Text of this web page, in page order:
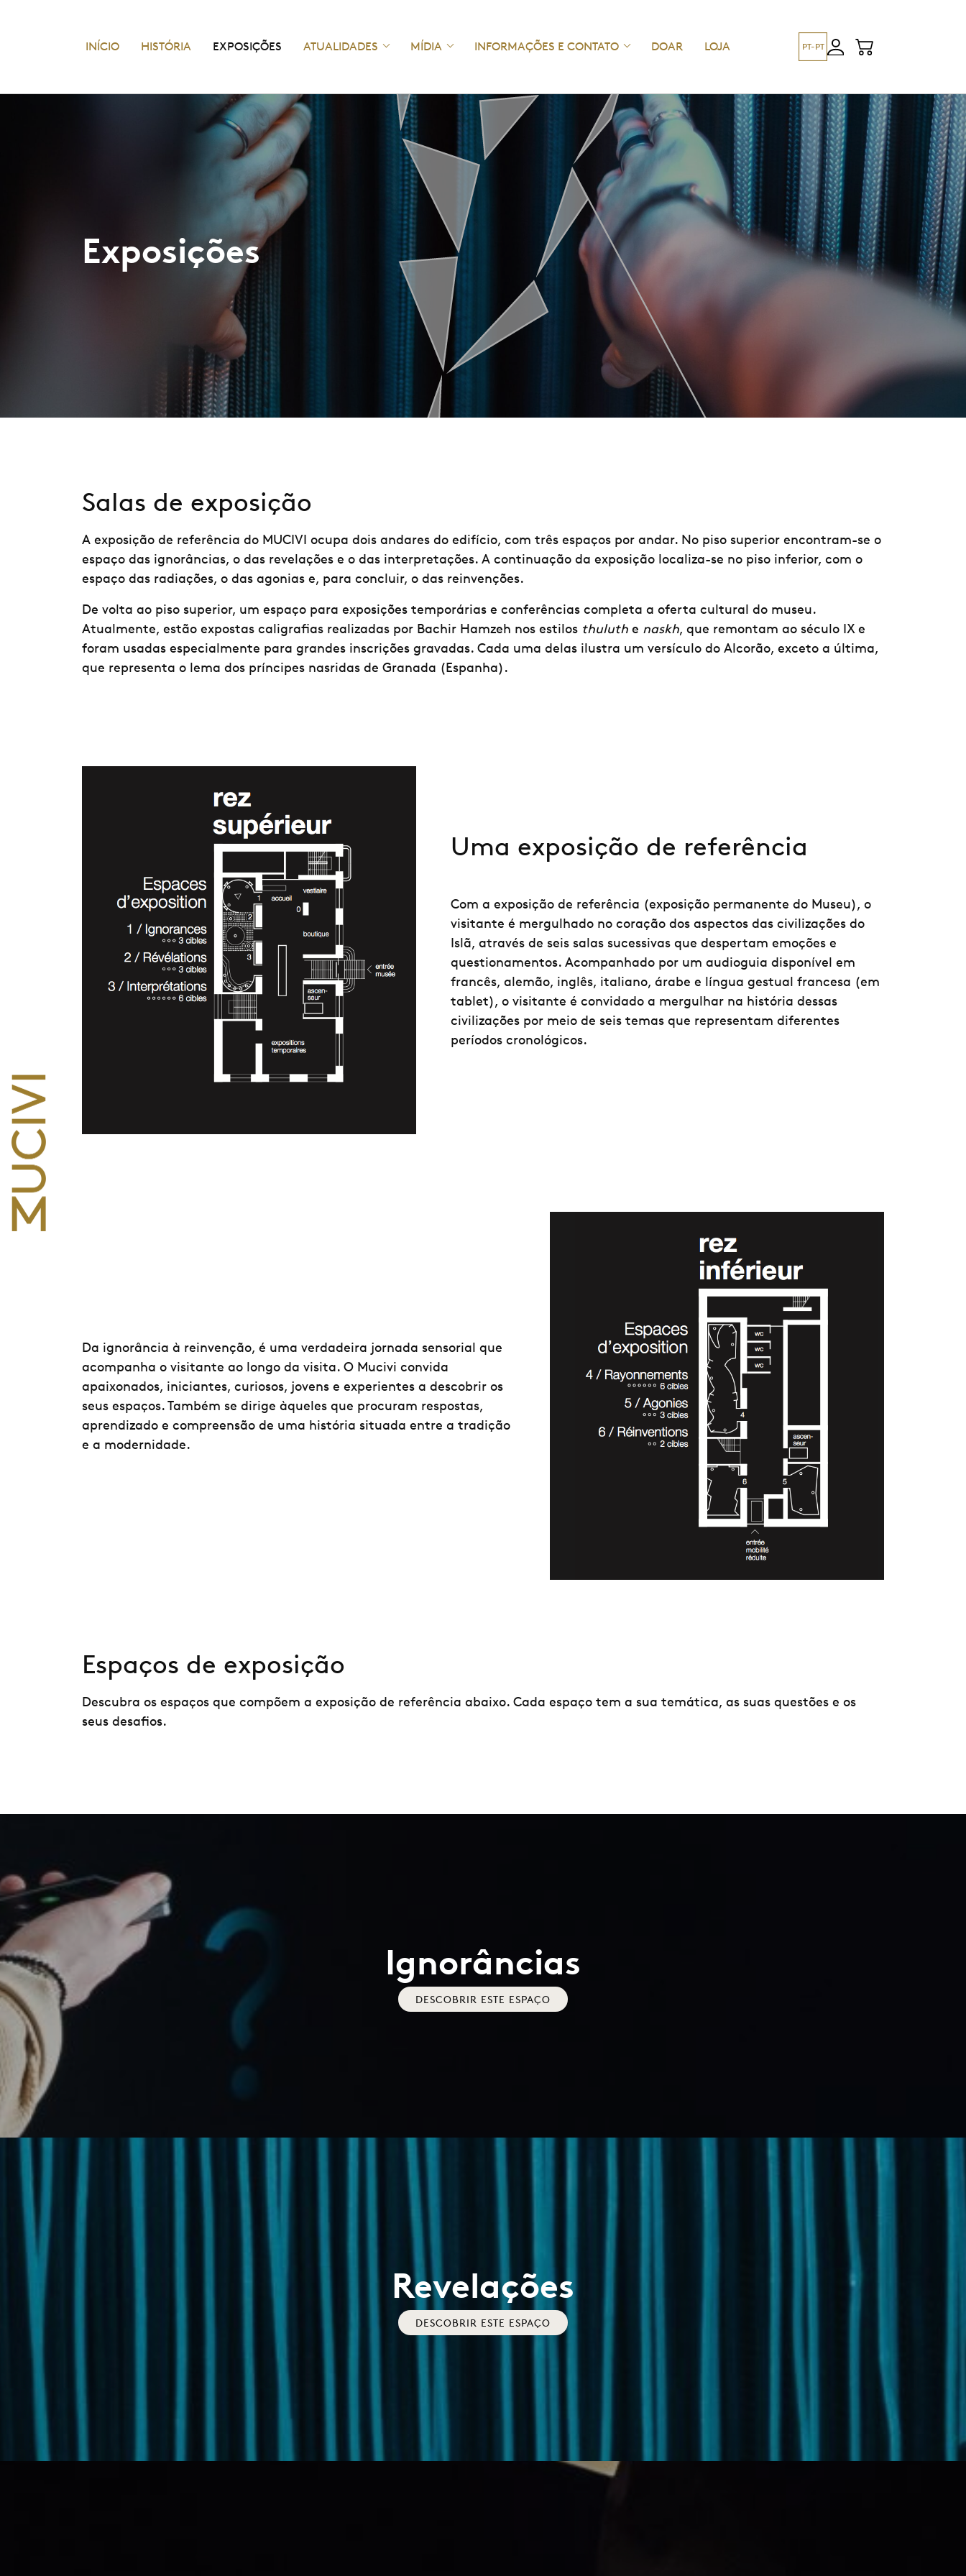
INÍCIO HISTÓRIA EXPOSIÇÕES ATUALIDADES MÍDIA INFORMAÇÕES E CONTATO DOAR LOJA PT-PT
Exposições
Salas de exposição
A exposição de referência do MUCIVI ocupa dois andares do edifício, com três espaços por andar. No piso superior encontram-se o
espaço das ignorâncias, o das revelações e o das interpretações. A continuação da exposição localiza-se no piso inferior, com o
espaço das radiações, o das agonias e, para concluir, o das reinvenções.
De volta ao piso superior, um espaço para exposições temporárias e conferências completa a oferta cultural do museu.
Atualmente, estão expostas caligrafias realizadas por Bachir Hamzeh nos estilos thuluth e naskh, que remontam ao século IX e
foram usadas especialmente para grandes inscrições gravadas. Cada uma delas ilustra um versículo do Alcorão, exceto a última,
que representa o lema dos príncipes nasridas de Granada (Espanha).
Uma exposição de referência
Com a exposição de referência (exposição permanente do Museu), o
visitante é mergulhado no coração dos aspectos das civilizações do
Islã, através de seis salas sucessivas que despertam emoções e
questionamentos. Acompanhado por um audioguia disponível em
francês, alemão, inglês, italiano, árabe e língua gestual francesa (em
tablet), o visitante é convidado a mergulhar na história dessas
civilizações por meio de seis temas que representam diferentes
períodos cronológicos.
Da ignorância à reinvenção, é uma verdadeira jornada sensorial que
acompanha o visitante ao longo da visita. O Mucivi convida
apaixonados, iniciantes, curiosos, jovens e experientes a descobrir os
seus espaços. Também se dirige àqueles que procuram respostas,
aprendizado e compreensão de uma história situada entre a tradição
e a modernidade.
Espaços de exposição
Descubra os espaços que compõem a exposição de referência abaixo. Cada espaço tem a sua temática, as suas questões e os
seus desafios.
Ignorâncias
DESCOBRIR ESTE ESPAÇO
Revelações
DESCOBRIR ESTE ESPAÇO